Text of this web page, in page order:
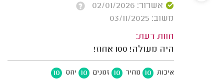
אשרור: 02/01/2026
משוב: 03/11/2025
חוות דעת:
היה מעולה! 100 אחוז!
איכות 10 מחיר 10 זמנים 10 יחס 10